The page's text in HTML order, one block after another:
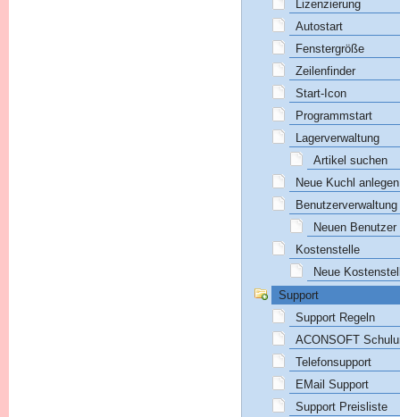
Lizenzierung
Autostart
Fenstergröße
Zeilenfinder
Start-Icon
Programmstart
Lagerverwaltung
Artikel suchen
Neue Kuchl anlegen
Benutzerverwaltung
Neuen Benutzer
Kostenstelle
Neue
Support
Support Regeln
ACONSOFT
Telefonsupport
EMail Support
Support Preisliste